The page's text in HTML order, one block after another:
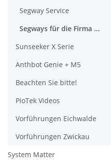
Segway Service
Segways für die Firma ...
Sunseeker X Serie
Anthbot Genie + M5
Beachten Sie bitte!
PioTek Videos
Vorführungen Eichwalde
Vorführungen Zwickau
System Matter